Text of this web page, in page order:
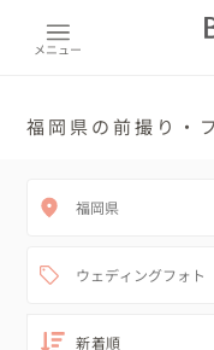
メニュー
福岡県の前撮り・
福岡県
ウェディングフォト